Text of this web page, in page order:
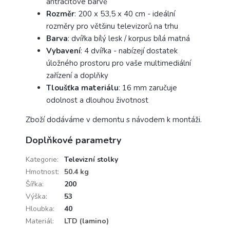
Rozměr: 200 x 53,5 x 40 cm - ideální
rozměry pro většinu televizorů na trhu
Barva: dvířka bílý lesk / korpus bílá matná
Vybavení: 4 dvířka - nabízejí dostatek
úložného prostoru pro vaše multimediální
zařízení a doplňky
Tloušťka materiálu: 16 mm zaručuje
odolnost a dlouhou životnost
Zboží dodáváme v demontu s návodem k montáži.
Doplňkové parametry
Kategorie:
Televizní stolky
Hmotnost:
50.4 kg
Šířka:
200
Výška:
53
Hloubka:
40
Materiál:
LTD (lamino)